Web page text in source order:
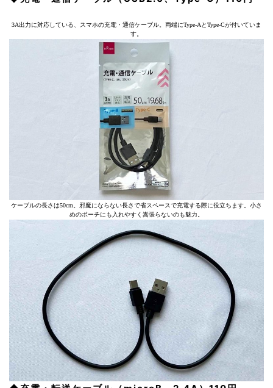
3A出力に対応している、スマホの充電・通信ケーブル。両端にType-AとType-Cが付いていま
す。
ケーブルの長さは50cm。邪魔にならない長さで省スペースで充電する際に役立ちます。小さ
めのポーチにも入れやすく嵩張らないのも魅力。